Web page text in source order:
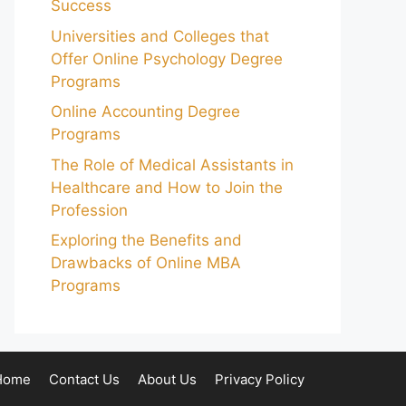
Success
Universities and Colleges that
Offer Online Psychology Degree
Programs
Online Accounting Degree
Programs
The Role of Medical Assistants in
Healthcare and How to Join the
Profession
Exploring the Benefits and
Drawbacks of Online MBA
Programs
Contact Us About Us Privacy Policy